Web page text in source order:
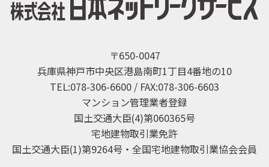
〒650-0047
兵庫県神戸市中央区港島南町1丁目4番地の10
TEL:078-306-6600 / FAX:078-306-6603
マンション管理業者登録
国土交通大臣(4)第060365号
宅地建物取引業免許
国土交通大臣(1)第9264号・全国宅地建物取引業協会会員